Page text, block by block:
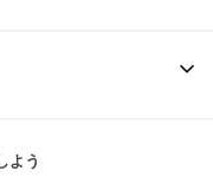
よう